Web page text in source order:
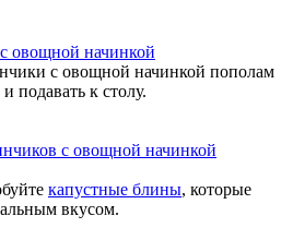
с овощной начинкой пополам
подавать к столу.
капустные блины, которые
вкусом.